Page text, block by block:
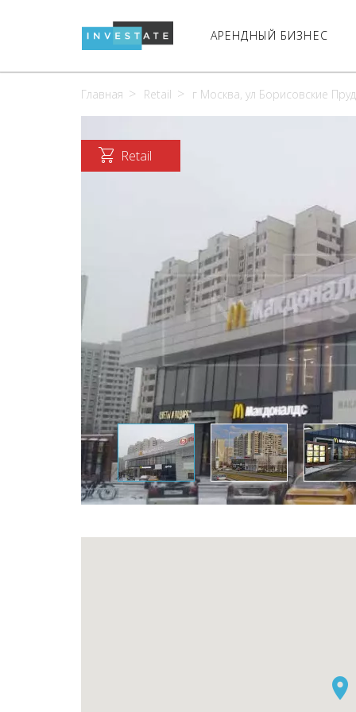
АРЕНДНЫЙ БИЗНЕС
Главная Retail г Москва, ул Борисовские
Retail